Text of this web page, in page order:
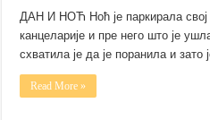
ДАН И НОЋ Ноћ је паркирала свој
канцеларије и пре него што је
схватила је да је поранила и зато
Read More »